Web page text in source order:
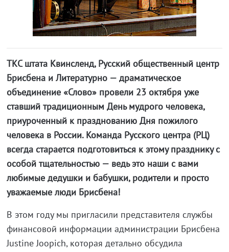
ТКС штата Квинсленд, Русский общественный центр
Брисбена и Литературно — драматическое
объединение «Слово» провели 23 октября уже
ставший традиционным День мудрого человека,
приуроченный к празднованию Дня пожилого
человека в России. Команда Русского центра (РЦ)
всегда старается подготовиться к этому празднику с
особой тщательностью — ведь это наши с вами
любимые дедушки и бабушки, родители и просто
уважаемые люди Брисбена!
В этом году мы пригласили представителя службы
финансовой информации администрации Брисбена
Justine Joopich, которая детально обсудила